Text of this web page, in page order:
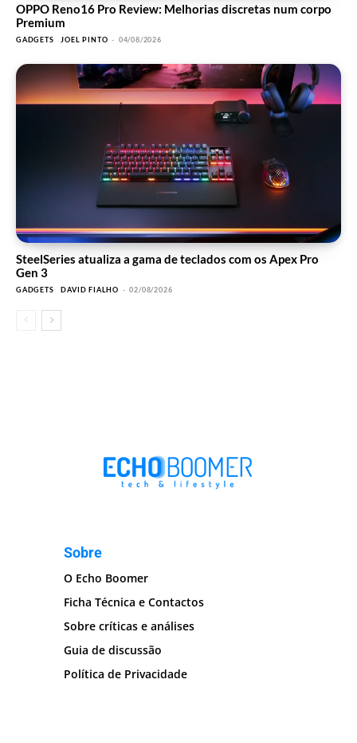
OPPO Reno16 Pro Review: Melhorias discretas num corpo
Premium
GADGETS JOEL PINTO - 04/08/2026
SteelSeries atualiza a gama de teclados com os Apex Pro
Gen 3
GADGETS DAVID FIALHO - 02/08/2026
Sobre
O Echo Boomer
Ficha Técnica e Contactos
Sobre críticas e análises
Guia de discussão
Política de Privacidade